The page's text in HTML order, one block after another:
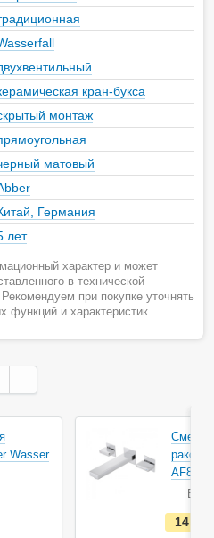
кран-букса
монтаж
матовый
Германия
лет
характер и может
в технической
при покупке уточнять
функций и характеристик.
Wasser
В
14